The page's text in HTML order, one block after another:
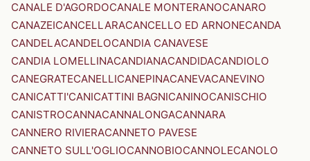
CANALE D'AGORDOCANALE MONTERANOCANARO
CANAZEICANCELLARACANCELLO ED ARNONECANDA
CANDELACANDELOCANDIA CANAVESE
CANDIA LOMELLINACANDIANACANDIDACANDIOLO
CANEGRATECANELLICANEPINACANEVACANEVINO
CANICATTI'CANICATTINI BAGNICANINOCANISCHIO
CANISTROCANNACANNALONGACANNARA
CANNERO RIVIERACANNETO PAVESE
CANNETO SULL'OGLIOCANNOBIOCANNOLECANOLO